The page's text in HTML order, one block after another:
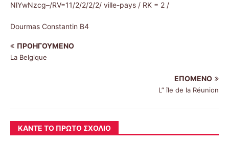
NlYwNzcg–/RV=11/2/2/2/2/ ville-pays / RK = 2 /
Dourmas Constantin B4
ΠΡΟΗΓΟΎΜΕΝΟ
La Belgique
ΕΠΌΜΕΝΟ
L” île de la Réunion
ΚΆΝΤΕ ΤΟ ΠΡΏΤΟ ΣΧΌΛΙΟ